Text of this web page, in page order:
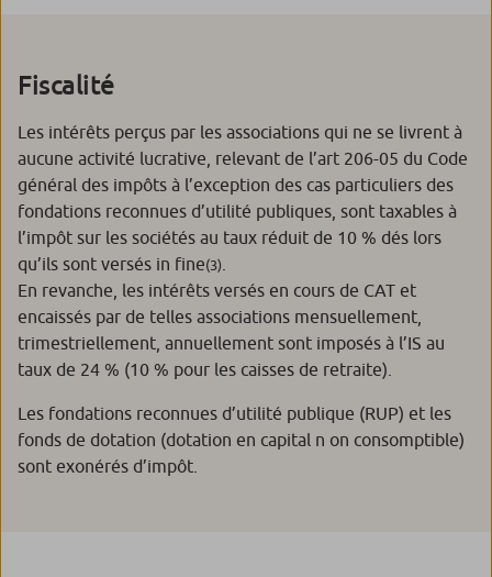
Fiscalité
Les intérêts perçus par les associations qui ne se livrent à
aucune activité lucrative, relevant de l’art 206-05 du Code
général des impôts à l’exception des cas particuliers des
fondations reconnues d’utilité publiques, sont taxables à
l’impôt sur les sociétés au taux réduit de 10 % dés lors
qu’ils sont versés in fine(3)
En revanche, les intérêts versés en cours de CAT et
encaissés par de telles associations mensuellement,
trimestriellement, annuellement sont imposés à l’IS au
taux de 24 % (10 % pour les caisses de retraite).
Les fondations reconnues d’utilité publique (RUP) et les
fonds de dotation (dotation en capital n on consomptible)
sont exonérés d’impôt.